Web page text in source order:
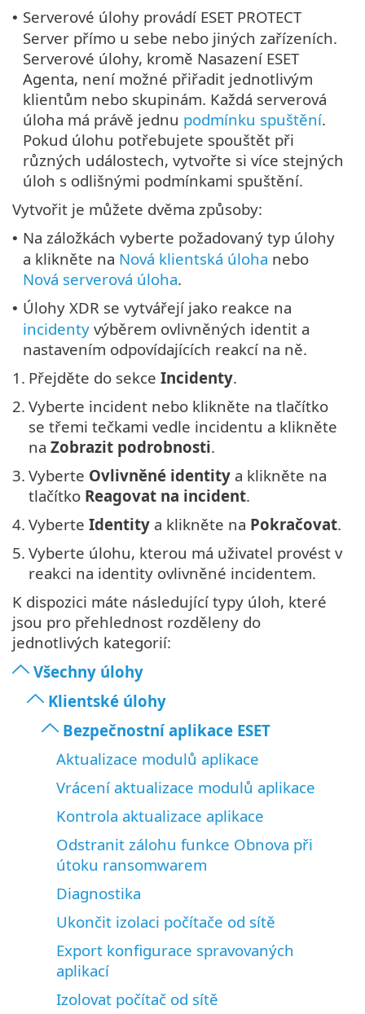
• Serverové úlohy provádí ESET PROTECT
Server přímo u sebe nebo jiných zařízeních.
Serverové úlohy, kromě Nasazení ESET
Agenta, není možné přiřadit jednotlivým
klientům nebo skupinám. Každá serverová
úloha má právě jednu podmínku spuštění.
Pokud úlohu potřebujete spouštět při
různých událostech, vytvořte si více stejných
úloh s odlišnými podmínkami spuštění.
Vytvořit je můžete dvěma způsoby:
• Na záložkách vyberte požadovaný typ úlohy
a klikněte na Nová klientská úloha nebo
Nová serverová úloha.
• Úlohy XDR se vytvářejí jako reakce na
incidenty výběrem ovlivněných identit a
nastavením odpovídajících reakcí na ně.
1. Přejděte do sekce Incidenty.
2. Vyberte incident nebo klikněte na tlačítko
se třemi tečkami vedle incidentu a klikněte
na Zobrazit podrobnosti.
3. Vyberte Ovlivněné identity a klikněte na
tlačítko Reagovat na incident.
4. Vyberte Identity a klikněte na Pokračovat.
5. Vyberte úlohu, kterou má uživatel provést v
reakci na identity ovlivněné incidentem.
K dispozici máte následující typy úloh, které
jsou pro přehlednost rozděleny do
jednotlivých kategorií:
Všechny úlohy
Klientské úlohy
Bezpečnostní aplikace ESET
Aktualizace modulů aplikace
Vrácení aktualizace modulů aplikace
Kontrola aktualizace aplikace
Odstranit zálohu funkce Obnova při
útoku ransomwarem
Diagnostika
Ukončit izolaci počítače od sítě
Export konfigurace spravovaných
aplikací
Izolovat počítač od sítě